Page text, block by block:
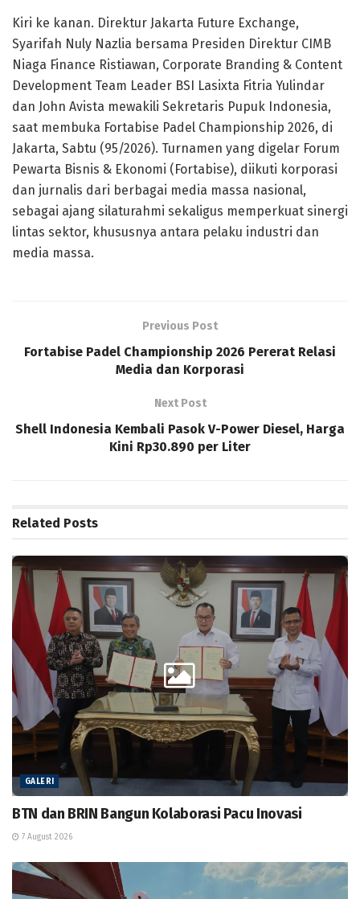
Kiri ke kanan. Direktur Jakarta Future Exchange,
Syarifah Nuly Nazlia bersama Presiden Direktur CIMB
Niaga Finance Ristiawan, Corporate Branding & Content
Development Team Leader BSI Lasixta Fitria Yulindar
dan John Avista mewakili Sekretaris Pupuk Indonesia,
saat membuka Fortabise Padel Championship 2026, di
Jakarta, Sabtu (95/2026). Turnamen yang digelar Forum
Pewarta Bisnis & Ekonomi (Fortabise), diikuti korporasi
dan jurnalis dari berbagai media massa nasional,
sebagai ajang silaturahmi sekaligus memperkuat sinergi
lintas sektor, khususnya antara pelaku industri dan
media massa.
Previous Post
Fortabise Padel Championship 2026 Pererat Relasi
Media dan Korporasi
Next Post
Shell Indonesia Kembali Pasok V-Power Diesel, Harga
Kini Rp30.890 per Liter
Related Posts
GALERI
BTN dan BRIN Bangun Kolaborasi Pacu Inovasi
7 August 2026